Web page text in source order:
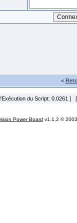
<
du Script: 0.0261
Power Board v1.1.2 ©